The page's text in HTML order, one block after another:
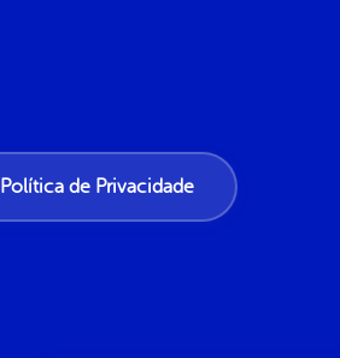
Política de Privacidade